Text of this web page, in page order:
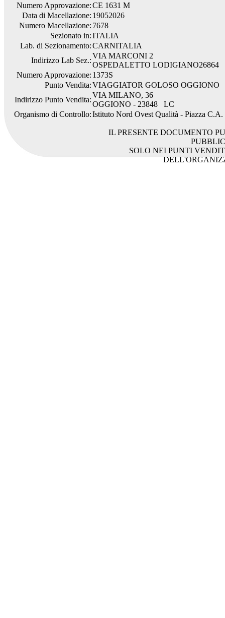
Numero Approvazione:CE 1631 M
Data di Macellazione: 19052026
Numero Macellazione: 7678
Sezionato in:ITALIA
Lab. di Sezionamento:CARNITALIA
Indirizzo Lab Sez.:
VIA MARCONI 2
OSPEDALETTO LODIGIANO26864
Numero Approvazione: 1373S
Punto Vendita:VIAGGIATOR GOLOSO OGGIONO
Indirizzo Punto Vendita:
VIA MILANO, 36
OGGIONO - 23848 LC
Organismo di Controllo:Istituto Nord Ovest Qualità - Piazza
IL PRESENTE DOCUMENTO
SOLO NEI PUNTI